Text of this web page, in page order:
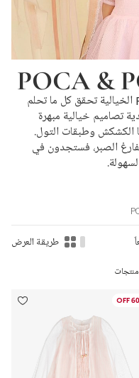
POCA &
تصاميم بوكا اند بوكا POCA & POCA الخيالية تحقق كل ما تحلم
تصاميم خيالية مبهرة
الكشكش وطبقات التول.
الصبر، فستجدون في
طريقة العرض
منتجات